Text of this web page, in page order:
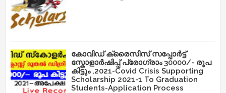
കോവിഡ് ക്രൈസിസ് സപ്പോർട്ട്
സ്കോളാർഷിപ്പ് പ്രോഗ്രാം 30000/- രൂപ
കിട്ടും ,2021-Covid Crisis Supporting
Scholarship 2021-1 To Graduation
Students-Application Process